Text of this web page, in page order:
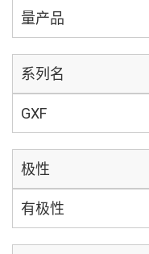
量产品
系列名
GXF
极性
有极性